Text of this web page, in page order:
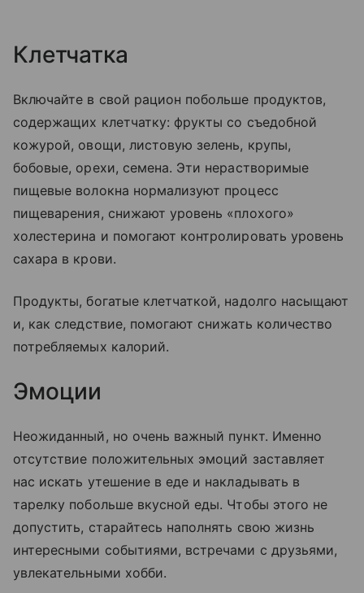
Клетчатка
Включайте в свой рацион побольше продуктов,
содержащих клетчатку: фрукты со съедобной
кожурой, овощи, листовую зелень, крупы,
бобовые, орехи, семена. Эти нерастворимые
пищевые волокна нормализуют процесс
пищеварения, снижают уровень «плохого»
холестерина и помогают контролировать уровень
сахара в крови.
Продукты, богатые клетчаткой, надолго насыщают
и, как следствие, помогают снижать количество
потребляемых калорий.
Эмоции
Неожиданный, но очень важный пункт. Именно
отсутствие положительных эмоций заставляет
нас искать утешение в еде и накладывать в
тарелку побольше вкусной еды. Чтобы этого не
допустить, старайтесь наполнять свою жизнь
интересными событиями, встречами с друзьями,
увлекательными хобби.